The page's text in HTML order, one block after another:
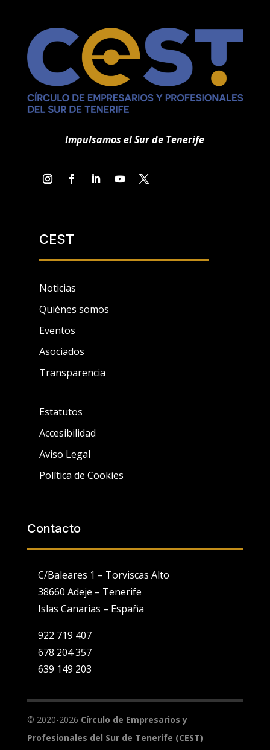
Impulsamos el Sur de Tenerife
CEST
Noticias
Quiénes somos
Eventos
Asociados
Transparencia
Estatutos
Accesibilidad
Aviso Legal
Política de Cookies
Contacto
C/Baleares 1 – Torviscas Alto
38660 Adeje – Tenerife
Islas Canarias – España
922 719 407
678 204 357
639 149 203
© 2020-2026 Círculo de Empresarios y
Profesionales del Sur de Tenerife (CEST)
elaborado a partir de tus hábitos de navegación (por ejemplo,
rechazar la utilización de cookies indicándolo en el siguiente
selector:Configuración